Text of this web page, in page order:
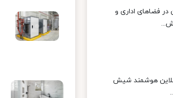
فضاهای اداری و
ش...
هوشمند شیش